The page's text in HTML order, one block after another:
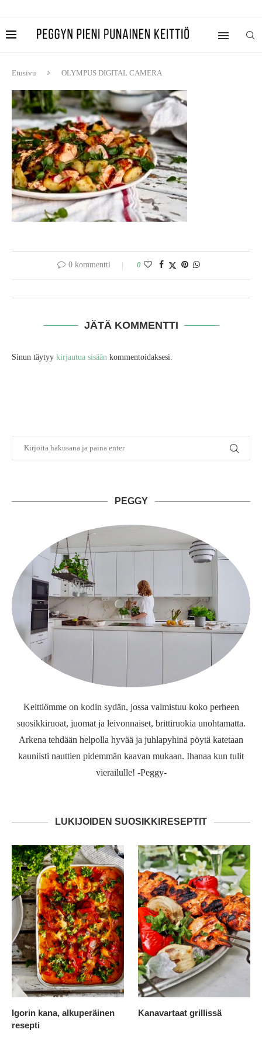
Etusivu OLYMPUS DIGITAL CAMERA
0 kommentti 0
JÄTÄ KOMMENTTI
Sinun täytyy kirjautua sisään kommentoidaksesi.
PEGGY
Keittiömme on kodin sydän, jossa valmistuu koko perheen
suosikkiruoat, juomat ja leivonnaiset, brittiruokia unohtamatta.
Arkena tehdään helpolla hyvää ja juhlapyhinä pöytä katetaan
kauniisti nauttien pidemmän kaavan mukaan. Ihanaa kun tulit
vierailulle! -Peggy-
LUKIJOIDEN SUOSIKKIRESEPTIT
Igorin kana, alkuperäinen
resepti
Kanavartaat grillissä